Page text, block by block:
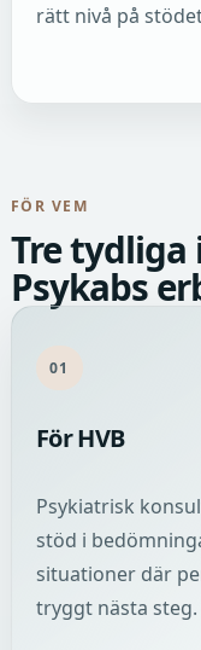
rätt nivå på
FÖR VEM
Tre
Psykabs
01
För HVB
Psykiatrisk
stöd i
situationer där
tryggt nästa steg.